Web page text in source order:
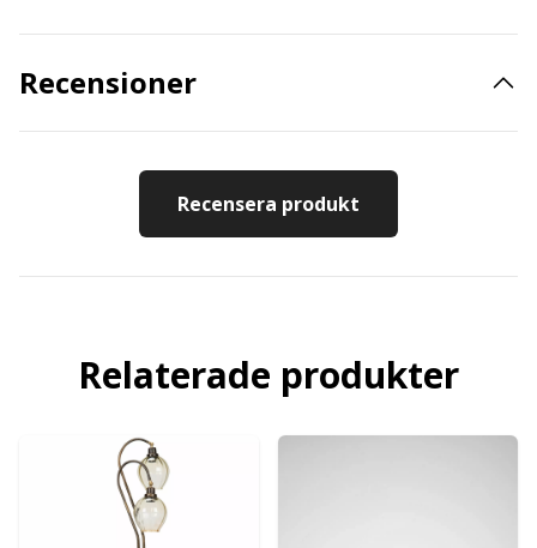
Recensioner
Recensera produkt
Relaterade produkter